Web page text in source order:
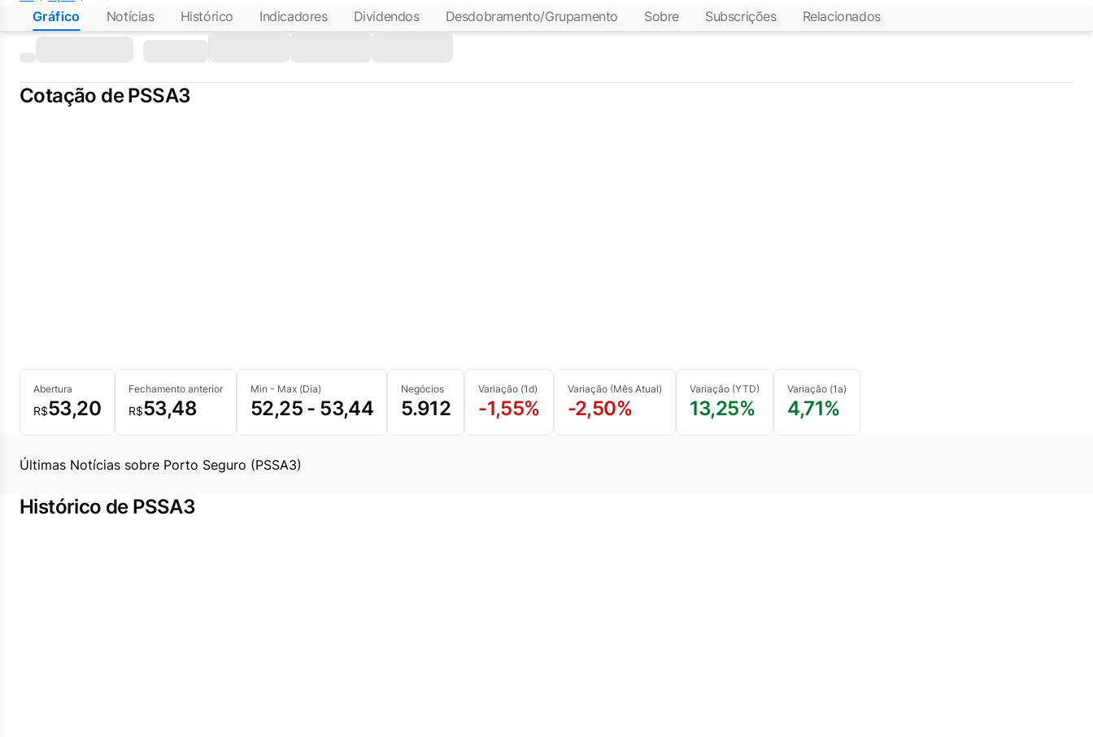
Gráfico Notícias Histórico Indicadores Dividendos Desdobramento/Grupamento Sobre Subscrições Relacionados
Cotação de PSSA3
Abertura
R$53,20
Fechamento anterior
R$53,48
Min - Max (Dia)
52,25 - 53,44
Negócios
5.912
Variação (1d)
-1,55%
Variação (Mês Atual)
-2,50%
Variação (YTD)
13,25%
Variação (1a)
4,71%
Últimas Notícias sobre Porto Seguro (PSSA3)
Histórico de PSSA3